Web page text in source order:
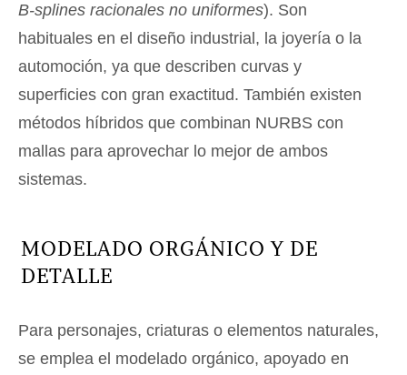
B-splines racionales no uniformes). Son
habituales en el diseño industrial, la joyería o la
automoción, ya que describen curvas y
superficies con gran exactitud. También existen
métodos híbridos que combinan NURBS con
mallas para aprovechar lo mejor de ambos
sistemas.
MODELADO ORGÁNICO Y DE
DETALLE
Para personajes, criaturas o elementos naturales,
se emplea el modelado orgánico, apoyado en